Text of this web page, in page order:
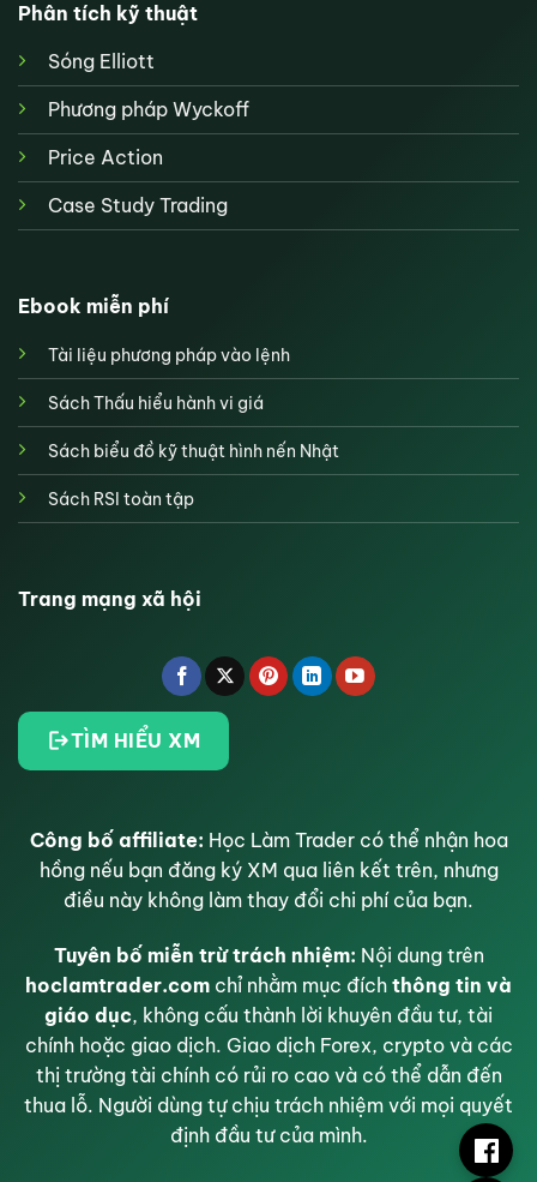
Phân tích kỹ thuật
Sóng Elliott
Phương pháp Wyckoff
Price Action
Case Study Trading
Ebook miễn phí
Tài liệu phương pháp vào lệnh
Sách Thấu hiểu hành vi giá
Sách biểu đồ kỹ thuật hình nến Nhật
Sách RSI toàn tập
Trang mạng xã hội
TÌM HIỂU XM
Công bố affiliate: Học Làm Trader có thể nhận hoa
hồng nếu bạn đăng ký XM qua liên kết trên, nhưng
điều này không làm thay đổi chi phí của bạn.
Tuyên bố miễn trừ trách nhiệm: Nội dung trên
hoclamtrader.com chỉ nhằm mục đích thông tin và
giáo dục, không cấu thành lời khuyên đầu tư, tài
chính hoặc giao dịch. Giao dịch Forex, crypto và các
thị trường tài chính có rủi ro cao và có thể dẫn đến
thua lỗ. Người dùng tự chịu trách nhiệm với mọi quyết
định đầu tư của mình.